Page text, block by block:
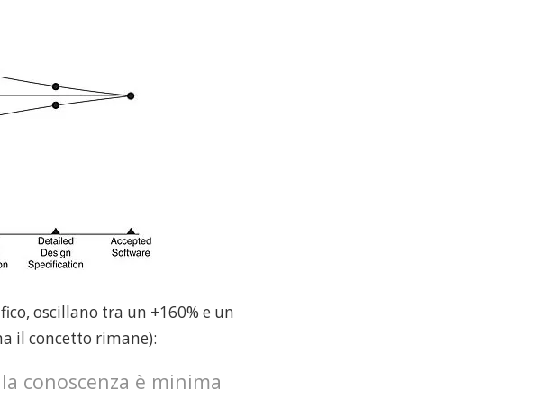
oscillano tra un +160% e un
il concetto rimane):
conoscenza è minima